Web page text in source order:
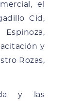
el
Cid,
y
Rozas,
y las